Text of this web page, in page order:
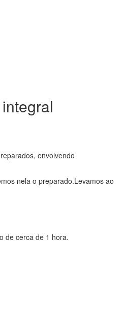
envolvendo
nela o preparado.Levamos ao
de cerca de 1 hora.